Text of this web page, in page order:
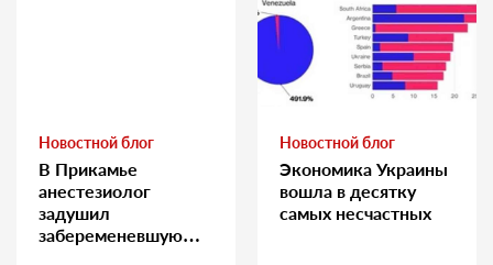
Новостной блог
В Прикамье
анестезиолог
задушил
забеременевшую
Новостной блог
Экономика Украины
вошла в десятку
самых несчастных